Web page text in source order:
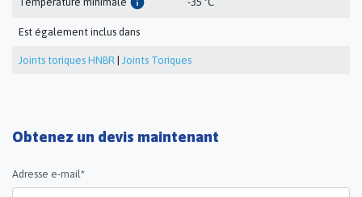
Est également inclus dans
Joints toriques HNBR | Joints Toriques
Obtenez un devis maintenant
Adresse e-mail*